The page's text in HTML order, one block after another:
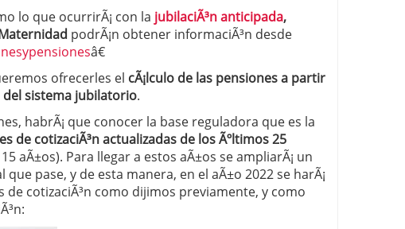
lo que ocurrirÃ¡ con la jubilaciÃ³n anticipada,
podrÃ¡n obtener informaciÃ³n desde
â€
ofrecerles el cÃ¡lculo de las pensiones a partir
del sistema jubilatorio.
habrÃ¡ que conocer la base reguladora que es la
de cotizaciÃ³n actualizadas de los Ãºltimos 25
aÃ±os). Para llegar a estos aÃ±os se ampliarÃ¡ un
pase, y de esta manera, en el aÃ±o 2022 se harÃ¡
de cotizaciÃ³n como dijimos previamente, y como